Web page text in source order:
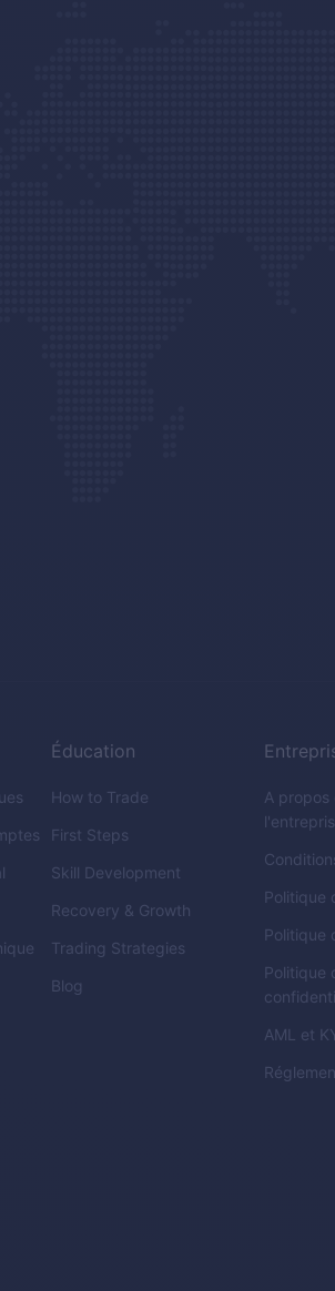
Éducation
How to Trade
First Steps
Skill Development
Recovery & Growth
Trading Strategies
Blog
A propos
Politique
Politique
Politique
AML
et